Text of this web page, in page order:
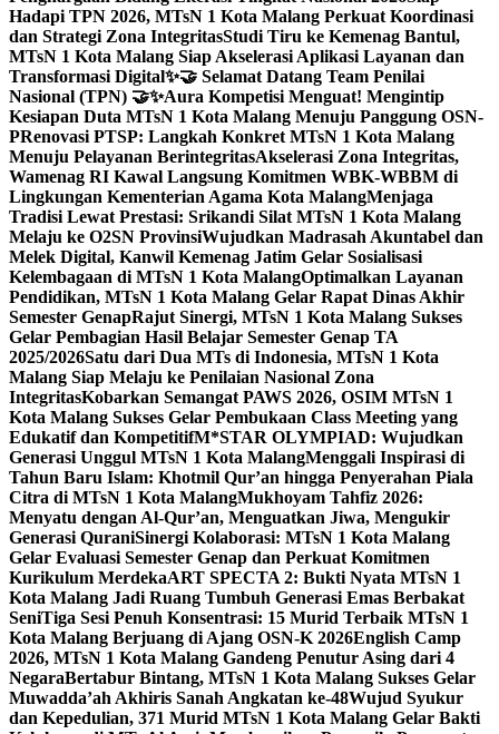
Hadapi TPN 2026, MTsN 1 Kota Malang Perkuat Koordinasi
dan Strategi Zona IntegritasStudi Tiru ke Kemenag Bantul,
MTsN 1 Kota Malang Siap Akselerasi Aplikasi Layanan dan
Transformasi Digital✨🤝 Selamat Datang Team Penilai
Nasional (TPN) 🤝✨Aura Kompetisi Menguat! Mengintip
Kesiapan Duta MTsN 1 Kota Malang Menuju Panggung OSN-
PRenovasi PTSP: Langkah Konkret MTsN 1 Kota Malang
Menuju Pelayanan BerintegritasAkselerasi Zona Integritas,
Wamenag RI Kawal Langsung Komitmen WBK-WBBM di
Lingkungan Kementerian Agama Kota MalangMenjaga
Tradisi Lewat Prestasi: Srikandi Silat MTsN 1 Kota Malang
Melaju ke O2SN ProvinsiWujudkan Madrasah Akuntabel dan
Melek Digital, Kanwil Kemenag Jatim Gelar Sosialisasi
Kelembagaan di MTsN 1 Kota MalangOptimalkan Layanan
Pendidikan, MTsN 1 Kota Malang Gelar Rapat Dinas Akhir
Semester GenapRajut Sinergi, MTsN 1 Kota Malang Sukses
Gelar Pembagian Hasil Belajar Semester Genap TA
2025/2026Satu dari Dua MTs di Indonesia, MTsN 1 Kota
Malang Siap Melaju ke Penilaian Nasional Zona
IntegritasKobarkan Semangat PAWS 2026, OSIM MTsN 1
Kota Malang Sukses Gelar Pembukaan Class Meeting yang
Edukatif dan KompetitifM*STAR OLYMPIAD: Wujudkan
Generasi Unggul MTsN 1 Kota MalangMenggali Inspirasi di
Tahun Baru Islam: Khotmil Qur’an hingga Penyerahan Piala
Citra di MTsN 1 Kota MalangMukhoyam Tahfiz 2026:
Menyatu dengan Al-Qur’an, Menguatkan Jiwa, Mengukir
Generasi QuraniSinergi Kolaborasi: MTsN 1 Kota Malang
Gelar Evaluasi Semester Genap dan Perkuat Komitmen
Kurikulum MerdekaART SPECTA 2: Bukti Nyata MTsN 1
Kota Malang Jadi Ruang Tumbuh Generasi Emas Berbakat
SeniTiga Sesi Penuh Konsentrasi: 15 Murid Terbaik MTsN 1
Kota Malang Berjuang di Ajang OSN-K 2026English Camp
2026, MTsN 1 Kota Malang Gandeng Penutur Asing dari 4
NegaraBertabur Bintang, MTsN 1 Kota Malang Sukses Gelar
Muwadda’ah Akhiris Sanah Angkatan ke-48Wujud Syukur
dan Kepedulian, 371 Murid MTsN 1 Kota Malang Gelar Bakti